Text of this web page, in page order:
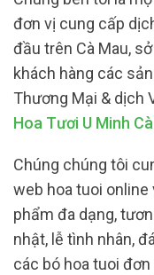
đơn vị cung cấp
đầu trên Cà Mau,
khách hàng các
Thương Mại & dịch
Hoa Tươi U Minh
Chúng chúng tôi
web hoa tuoi
phẩm đa dạng,
nhật, lễ tình nhân,
các bó hoa tuoi